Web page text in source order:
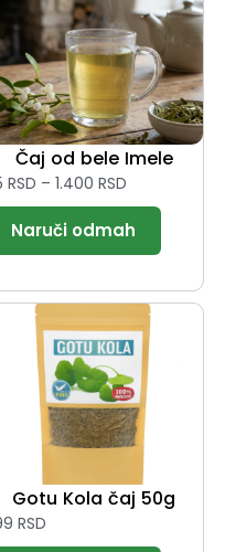
Čaj od bele Imele
RSD – 1.400 RSD
Gotu Kola čaj 50g
RSD